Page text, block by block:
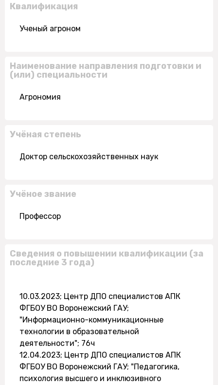
Квалификация
Ученый агроном
Наименование направления подготовки и
(или) специальности
Агрономия
Учёная степень
Доктор сельскохозяйственных наук
Учёное звание
Профессор
Сведения о повышении квалификации (за
последние 3 года)
10.03.2023; Центр ДПО специалистов АПК
ФГБОУ ВО Воронежский ГАУ;
"Информационно-коммуникационные
технологии в образовательной
деятельности"; 76ч
12.04.2023; Центр ДПО специалистов АПК
ФГБОУ ВО Воронежский ГАУ; "Педагогика,
психология высшего и инклюзивного